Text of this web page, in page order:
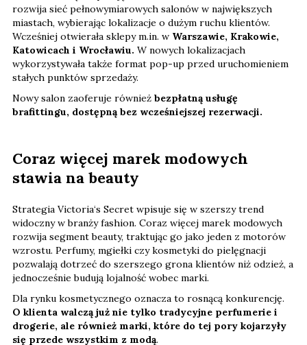
rozwija sieć pełnowymiarowych salonów w największych
miastach, wybierając lokalizacje o dużym ruchu klientów.
Wcześniej otwierała sklepy m.in. w Warszawie, Krakowie,
Katowicach i Wrocławiu. W nowych lokalizacjach
wykorzystywała także format pop-up przed uruchomieniem
stałych punktów sprzedaży.
Nowy salon zaoferuje również bezpłatną usługę
brafittingu, dostępną bez wcześniejszej rezerwacji.
Coraz więcej marek modowych
stawia na beauty
Strategia Victoria‘s Secret wpisuje się w szerszy trend
widoczny w branży fashion. Coraz więcej marek modowych
rozwija segment beauty, traktując go jako jeden z motorów
wzrostu. Perfumy, mgiełki czy kosmetyki do pielęgnacji
pozwalają dotrzeć do szerszego grona klientów niż odzież, a
jednocześnie budują lojalność wobec marki.
Dla rynku kosmetycznego oznacza to rosnącą konkurencję.
O klienta walczą już nie tylko tradycyjne perfumerie i
drogerie, ale również marki, które do tej pory kojarzyły
się przede wszystkim z modą.